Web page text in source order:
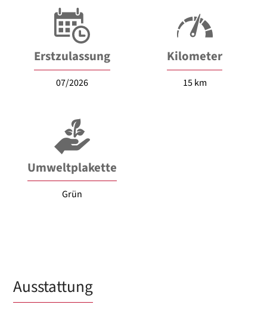
Erstzulassung
07/2026
Kilometer
15 km
Umweltplakette
Grün
Ausstattung